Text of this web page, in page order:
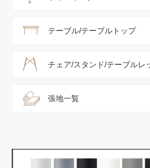
テーブル/テーブルトップ
チェア/スタンド/テーブルレ
張地一覧